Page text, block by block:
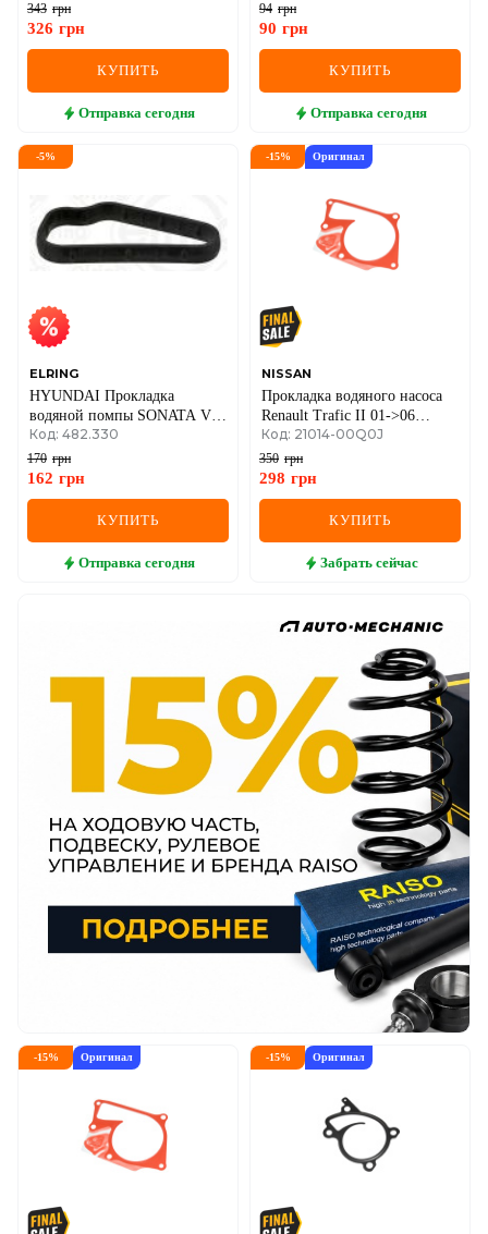
343 грн
326 грн
КУПИТЬ
Отправка сегодня
94 грн
90 грн
КУПИТЬ
Отправка сегодня
-5%
ELRING
HYUNDAI Прокладка
водяной помпы SONATA V
(NF) 3.3 08-10 Прокладка
водяной помпы SONATA V
(NF) 3.3 08-10
Код: 482.330
170 грн
162 грн
КУПИТЬ
Отправка сегодня
-15% Оригинал
NISSAN
Прокладка водяного насоса
Renault Trafic II 01->06
1.9dCi/1.5dCi (K9K 8xx)
Код: 21014-00Q0J
350 грн
298 грн
КУПИТЬ
Забрать сейчас
-15% Оригинал -15% Оригинал